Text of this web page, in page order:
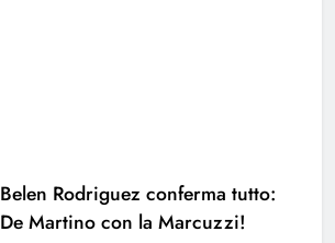
Belen Rodriguez conferma tutto:
De Martino con la Marcuzzi!